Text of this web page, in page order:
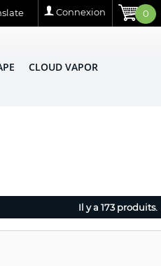
0
Connexion
CLOUD VAPOR
Il y a 173 produits.